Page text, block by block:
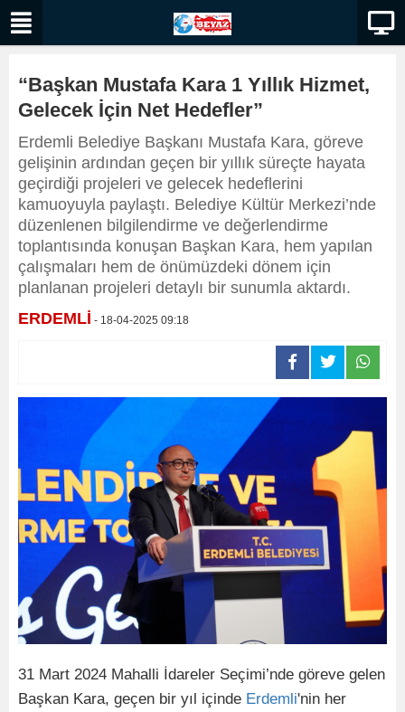
“Başkan Mustafa Kara 1 Yıllık Hizmet,
Gelecek İçin Net Hedefler”
Erdemli Belediye Başkanı Mustafa Kara, göreve
gelişinin ardından geçen bir yıllık süreçte hayata
geçirdiği projeleri ve gelecek hedeflerini
kamuoyuyla paylaştı. Belediye Kültür Merkezi’nde
düzenlenen bilgilendirme ve değerlendirme
toplantısında konuşan Başkan Kara, hem yapılan
çalışmaları hem de önümüzdeki dönem için
planlanan projeleri detaylı bir sunumla aktardı.
ERDEMLİ - 18-04-2025 09:18
31 Mart 2024 Mahalli İdareler Seçimi’nde göreve gelen
Başkan Kara, geçen bir yıl içinde Erdemli'nin her